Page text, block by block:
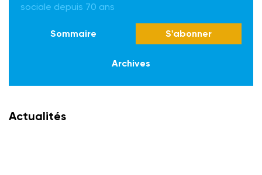
sociale depuis 70 ans
Sommaire S'abonner
Archives
Actualités